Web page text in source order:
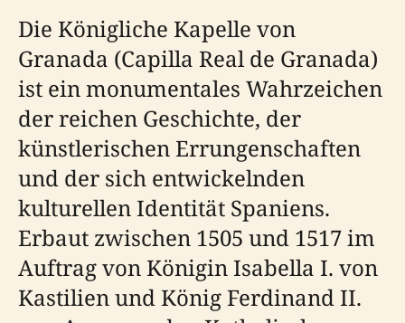
Die Königliche Kapelle von
Granada (Capilla Real de Granada)
ist ein monumentales Wahrzeichen
der reichen Geschichte, der
künstlerischen Errungenschaften
und der sich entwickelnden
kulturellen Identität Spaniens.
Erbaut zwischen 1505 und 1517 im
Auftrag von Königin Isabella I. von
Kastilien und König Ferdinand II.